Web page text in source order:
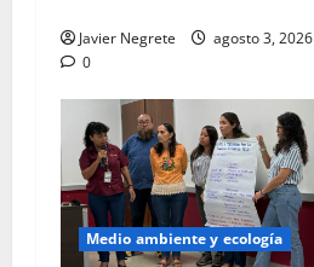
Javier Negrete
agosto 3, 2026
0
Medio ambiente y ecología